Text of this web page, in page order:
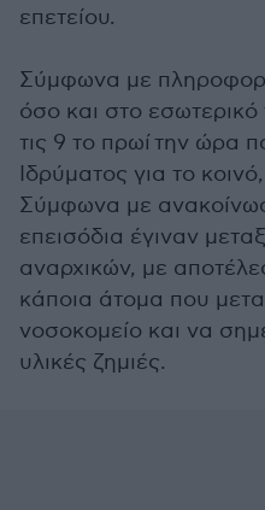
επετείου.
Σύμφωνα με
όσο και στο εσωτερικό
τις 9 το πρωί την ώρα
Ιδρύματος για το
Σύμφωνα με
επεισόδια έγιναν
αναρχικών, με
κάποια άτομα που
νοσοκομείο και να
υλικές ζημιές.